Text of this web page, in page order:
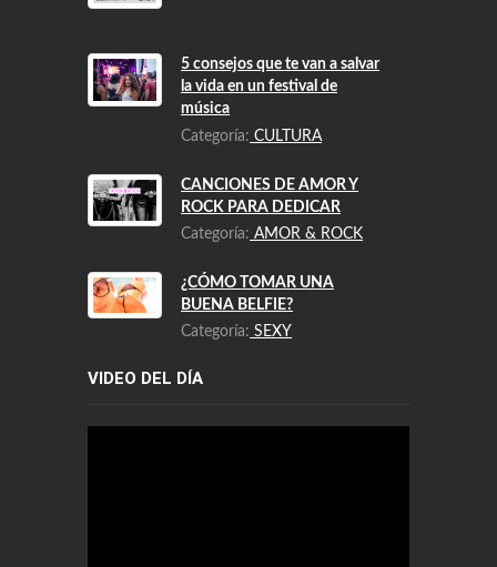
5 consejos que te van a salvar
la vida en un festival de
música
Categoría:CULTURA
CANCIONES DE AMOR Y
ROCK PARA DEDICAR
Categoría:AMOR & ROCK
¿CÓMO TOMAR UNA
BUENA BELFIE?
Categoría:SEXY
VIDEO DEL DÍA